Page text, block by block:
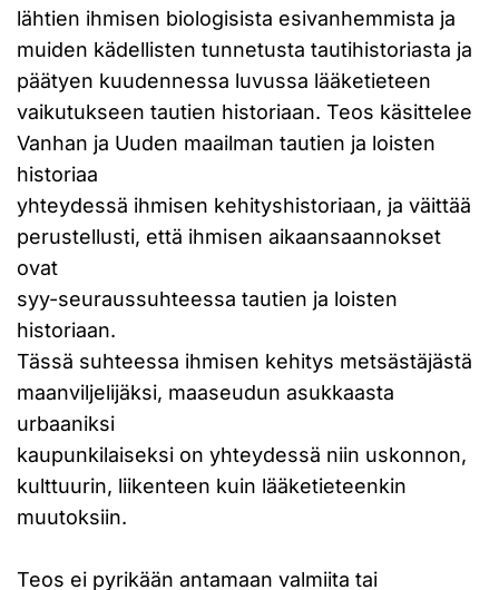
lähtien ihmisen biologisista esivanhemmista ja
muiden kädellisten tunnetusta tautihistoriasta ja
päätyen kuudennessa luvussa lääketieteen
vaikutukseen tautien historiaan. Teos käsittelee
Vanhan ja Uuden maailman tautien ja loisten
historiaa
yhteydessä ihmisen kehityshistoriaan, ja väittää
perustellusti, että ihmisen aikaansaannokset
ovat
syy-seuraussuhteessa tautien ja loisten
historiaan.
Tässä suhteessa ihmisen kehitys metsästäjästä
maanviljelijäksi, maaseudun asukkaasta
urbaaniksi
kaupunkilaiseksi on yhteydessä niin uskonnon,
kulttuurin, liikenteen kuin lääketieteenkin
muutoksiin.
Teos ei pyrikään antamaan valmiita tai